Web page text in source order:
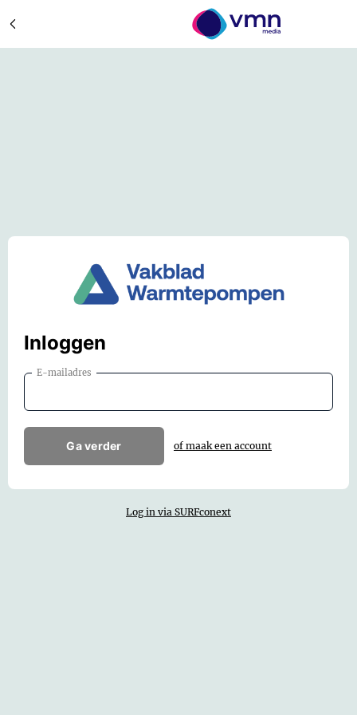
Inloggen
E-mailadres
Ga verder of maak een account
Log in via SURFconext